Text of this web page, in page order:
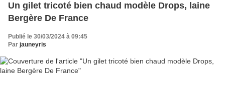
Un gilet tricoté bien chaud modèle Drops, laine
Bergère De France
Publié le 30/03/2024 à 09:45
Par jauneyris